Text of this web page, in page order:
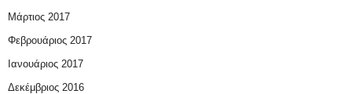
Μάρτιος 2017
Φεβρουάριος 2017
Ιανουάριος 2017
Δεκέμβριος 2016